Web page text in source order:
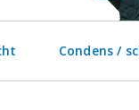
Condens /